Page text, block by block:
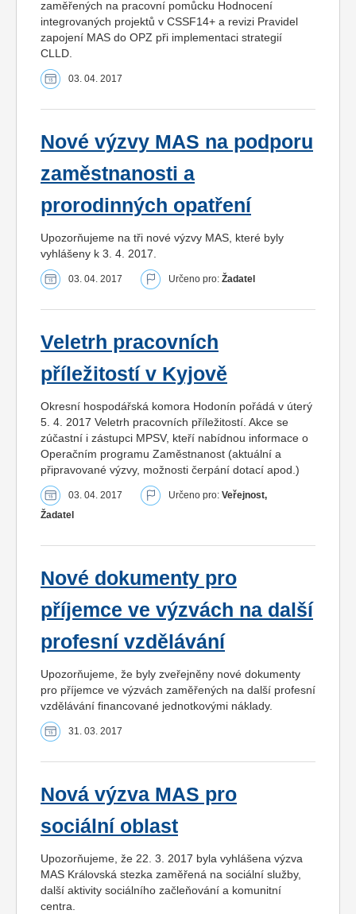
zaměřených na pracovní pomůcku Hodnocení
integrovaných projektů v CSSF14+ a revizi Pravidel
zapojení MAS do OPZ při implementaci strategií
CLLD.
03. 04. 2017
Nové výzvy MAS na podporu
zaměstnanosti a
prorodinných opatření
Upozorňujeme na tři nové výzvy MAS, které byly
vyhlášeny k 3. 4. 2017.
03. 04. 2017 Určeno pro: Žadatel
Veletrh pracovních
příležitostí v Kyjově
Okresní hospodářská komora Hodonín pořádá v úterý
5. 4. 2017 Veletrh pracovních příležitostí. Akce se
zúčastní i zástupci MPSV, kteří nabídnou informace o
Operačním programu Zaměstnanost (aktuální a
připravované výzvy, možnosti čerpání dotací apod.)
03. 04. 2017 Určeno pro: Veřejnost,
Žadatel
Nové dokumenty pro
příjemce ve výzvách na další
profesní vzdělávání
Upozorňujeme, že byly zveřejněny nové dokumenty
pro příjemce ve výzvách zaměřených na další profesní
vzdělávání financované jednotkovými náklady.
31. 03. 2017
Nová výzva MAS pro
sociální oblast
Upozorňujeme, že 22. 3. 2017 byla vyhlášena výzva
MAS Královská stezka zaměřená na sociální služby,
další aktivity sociálního začleňování a komunitní
centra.